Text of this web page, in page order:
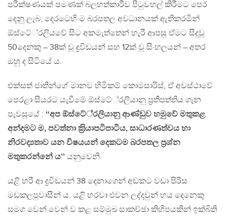
පරීක්ෂණයක් පමණක් බලහත්කාරීව පිටුවහල් කිරීමට පෙර
දෙනු ලැබ, දෙරටෙහි ම බරපතල අවධානයක් ඇතිකරමින්
ඕස්ටේ‍්‍රලියවේ සිට අකමැත්තෙන් හැරී ආපසු ඒමට සිදුවූ
50දෙනකු – 38ක් වූ ද්‍රවිඩයන් සහ 12ක් වූ සිංහලයන් – අතර
ඔහු ද සිටියේ ය.
එක්සත් ජාතීන්ගේ මානව හිමිකම් කොමසාරිස්, ඒ අවස්ථාවේ
පෙරළා සියරට යැවීමේ ඕස්ටේ‍්‍රලියානු ප‍්‍රතිපත්තිය ගැන
පැවසූයේ : ‘‘අප ඕස්ටේ‍්‍රලියානු ආණ්ඩුව හමුවේ මතුකළ
අන්දමට ම, පවත්නා ක‍්‍රියාපටිපාටිය, සාධාරණත්වය හා
නිරවද්‍යතාව යන විෂයයන් දෙකටම බරපතල ප‍්‍රශ්න
මතුකරන්නේ ය’’ යනුවෙනි.
යළි හරී ආ ද්‍රවිඩයන් 38 දෙනාගෙන් අඩකට වඩා පිරිස
මඩකලපුවාසීන් ය. යළි හරවා එවන ලද්දවුන් හය දෙනෙකු
සමග වෙන් වෙන් ව කළ සම්මුඛ සාකච්ඡා කිහිපයකින් ඉක්බිති